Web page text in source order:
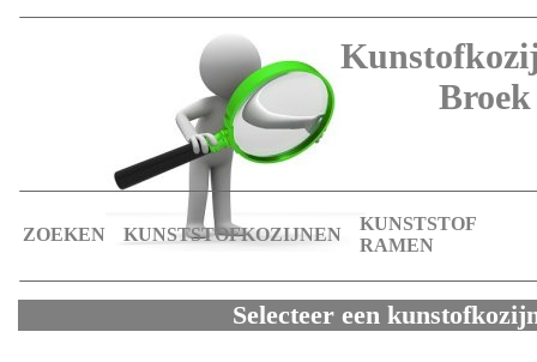
ZOEKEN KUNSTSTOFKOZIJNEN
KUNSTSTOF
RAMEN
Selecteer een